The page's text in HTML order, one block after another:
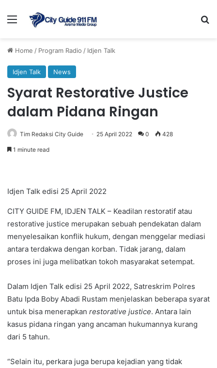
Menu
Home / Program Radio / Idjen Talk
Idjen Talk News
Syarat Restorative Justice
dalam Pidana Ringan
Tim Redaksi City Guide 25 April 2022 0 428
1 minute read
Idjen Talk edisi 25 April 2022
CITY GUIDE FM, IDJEN TALK – Keadilan restoratif atau
restorative justice merupakan sebuah pendekatan dalam
menyelesaikan konflik hukum, dengan menggelar mediasi
antara terdakwa dengan korban. Tidak jarang, dalam
proses ini juga melibatkan tokoh masyarakat setempat.
Dalam Idjen Talk edisi 25 April 2022, Satreskrim Polres
Batu Ipda Boby Abadi Rustam menjelaskan beberapa syarat
untuk bisa menerapkan restorative justice. Antara lain
kasus pidana ringan yang ancaman hukumannya kurang
dari 5 tahun.
“Selain itu, perkara juga berupa kejadian yang tidak